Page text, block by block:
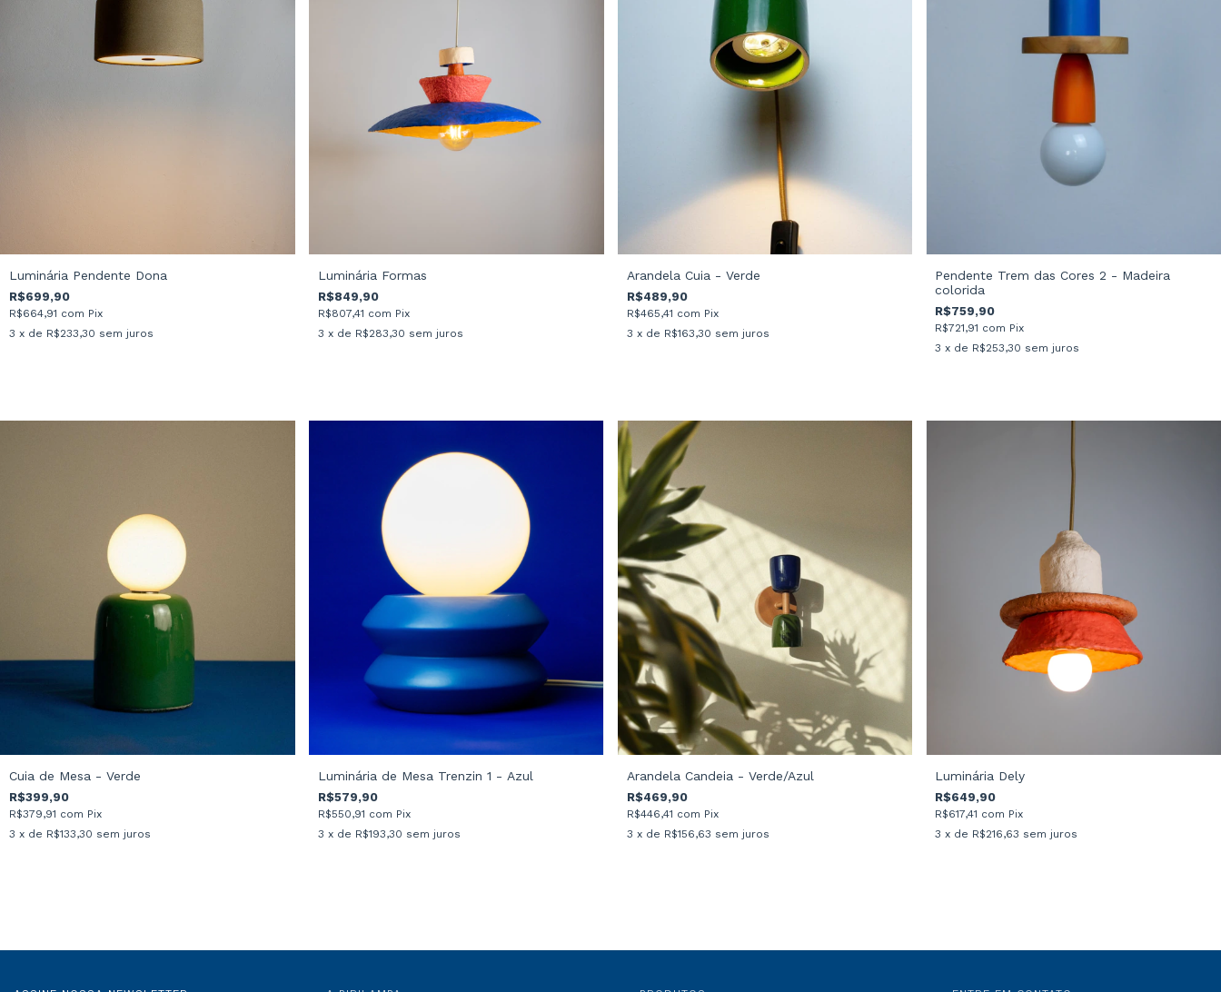
Luminária Pendente Dona
R$699,90
R$664,91 com Pix
3 x de R$233,30 sem juros
Luminária Formas
R$849,90
R$807,41 com Pix
3 x de R$283,30 sem juros
Arandela Cuia - Verde
R$489,90
R$465,41 com Pix
3 x de R$163,30 sem juros
Pendente Trem das Cores 2 - Madeira
colorida
R$759,90
R$721,91 com Pix
3 x de R$253,30 sem juros
Cuia de Mesa - Verde
R$399,90
R$379,91 com Pix
3 x de R$133,30 sem juros
Luminária de Mesa Trenzin 1 - Azul
R$579,90
R$550,91 com Pix
3 x de R$193,30 sem juros
Arandela Candeia - Verde/Azul
R$469,90
R$446,41 com Pix
3 x de R$156,63 sem juros
Luminária Dely
R$649,90
R$617,41 com Pix
3 x de R$216,63 sem juros